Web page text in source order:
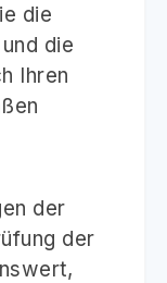
die
die
Ihren
der
der